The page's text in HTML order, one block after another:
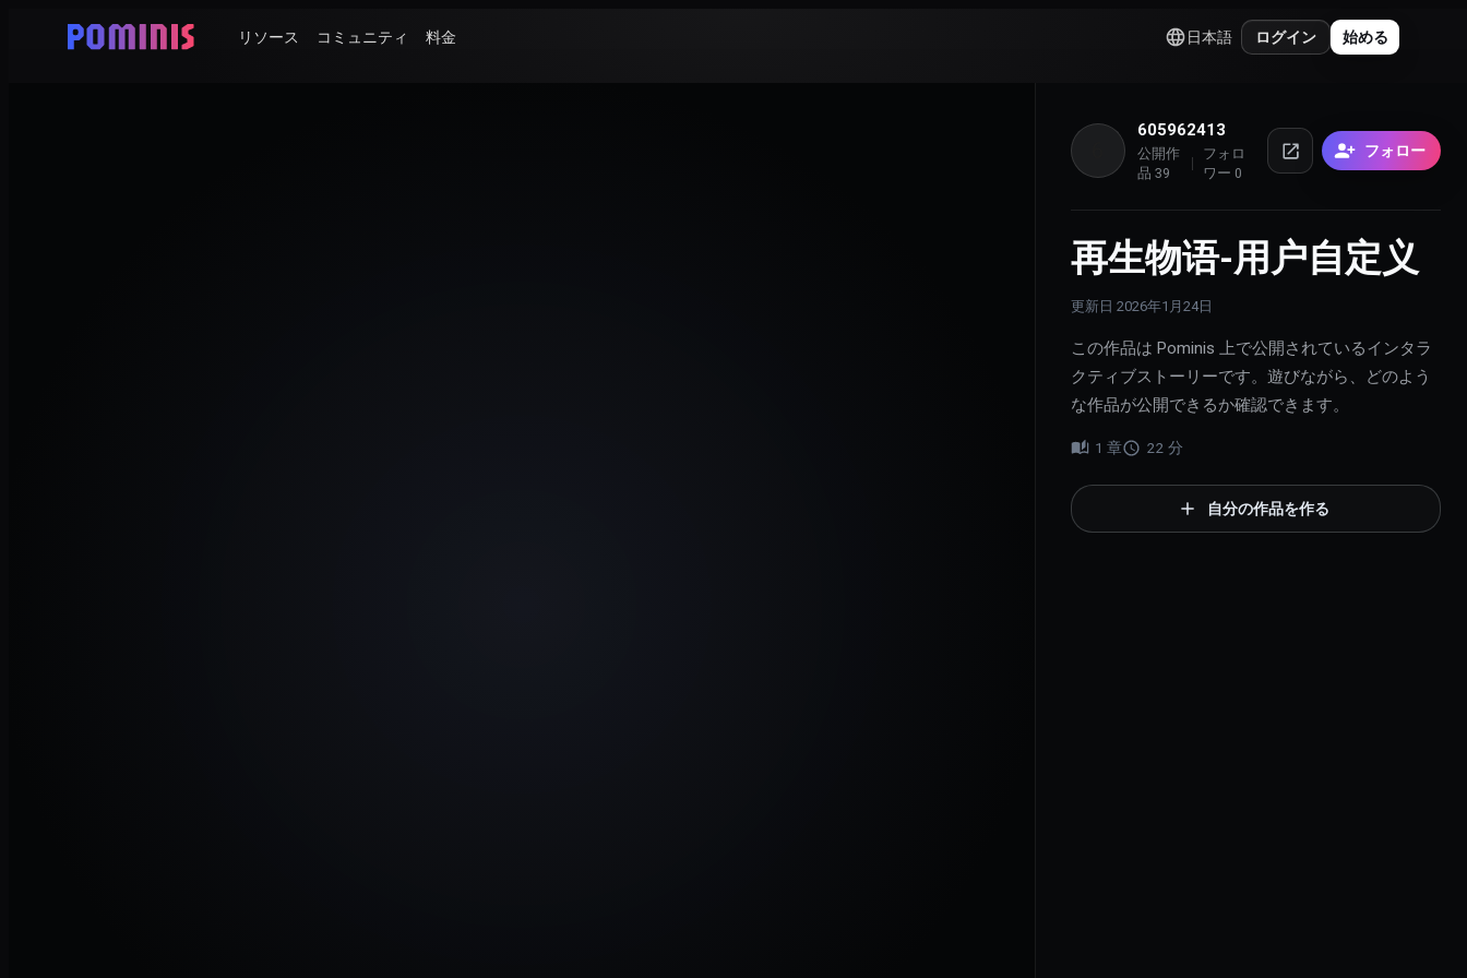
リソース コミュニティ 料金 日本語 ログイン 始める
605962413
公開作
品 39
フォロ
ワー 0
フォロー
再生物语-用户自定义
更新日 2026年1月24日
この作品は Pominis 上で公開されているインタラ
クティブストーリーです。遊びながら、どのよう
な作品が公開できるか確認できます。
1 章 22 分
自分の作品を作る